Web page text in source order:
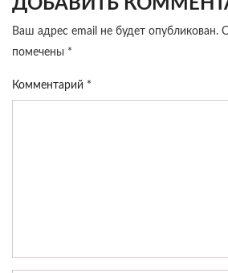
ДОБАВИТЬ
Ваш адрес email не будет опубликован.
помечены *
Комментарий *